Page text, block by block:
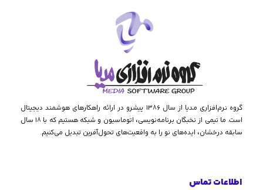
گروه نرم‌افزاری مدیا از سال ۱۳۸۶ پیشرو در ارائه راهکارهای هوشمند دیجیتال
است. ما تیمی از نخبگان برنامه‌نویسی، اتوماسیون و شبکه هستیم که با ۱۸ سال
سابقه درخشان، ایده‌های نو را به واقعیت‌های تحول‌آفرین تبدیل می‌کنیم.
اطلاعات تماس